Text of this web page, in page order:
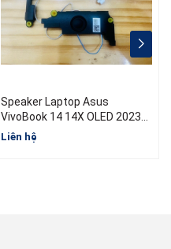
Speaker Laptop Asus
VivoBook 14 14X OLED 2023
X1404
Liên hệ